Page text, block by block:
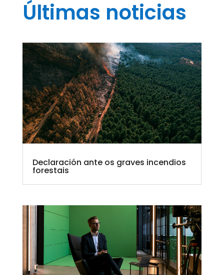
Últimas noticias
Declaración ante os graves incendios
forestais